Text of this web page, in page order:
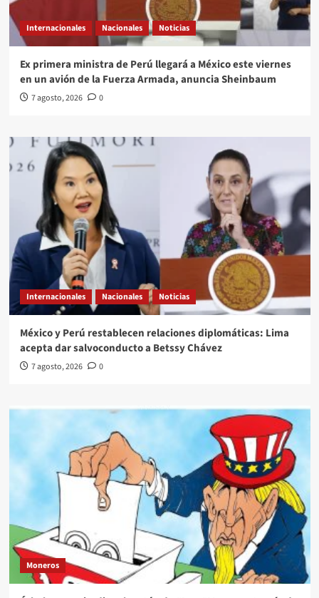
Internacionales Nacionales Noticias
Ex primera ministra de Perú llegará a México este viernes
en un avión de la Fuerza Armada, anuncia Sheinbaum
7 agosto, 2026 0
Internacionales Nacionales Noticias
México y Perú restablecen relaciones diplomáticas: Lima
acepta dar salvoconducto a Betssy Chávez
7 agosto, 2026 0
Moneros